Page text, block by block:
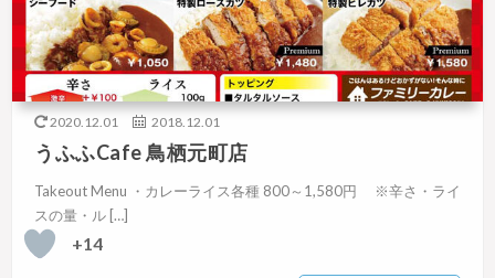
2020.12.01 2018.12.01
うふふCafe 鳥栖元町店
Takeout Menu ・カレーライス各種 800～1,580円 ※辛さ・ライ
スの量・ル […]
+14